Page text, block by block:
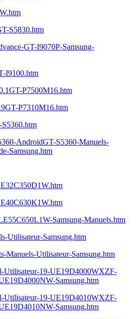
S5830.htm
GT-I9070P-Samsung-
I9100.htm
P7500M16.htm
P7310M16.htm
AndroidGT-S5360-Manuels-
Samsung.htm
Samsung-Manuels.htm
Utilisateur-Samsung.htm
Manuels-Utilisateur-Samsung.htm
Utilisateur-19-UE19D4000WXZF-
Samsung.htm
Utilisateur-19-UE19D4010WXZF-
Samsung.htm